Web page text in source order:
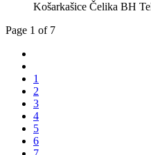
Košarkašice Čelika BH
Page 1 of 7
1
2
3
4
5
6